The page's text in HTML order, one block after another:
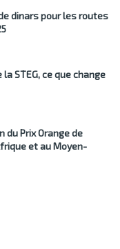
dinars pour les routes
STEG, ce que change
du Prix Orange de
et au Moyen-